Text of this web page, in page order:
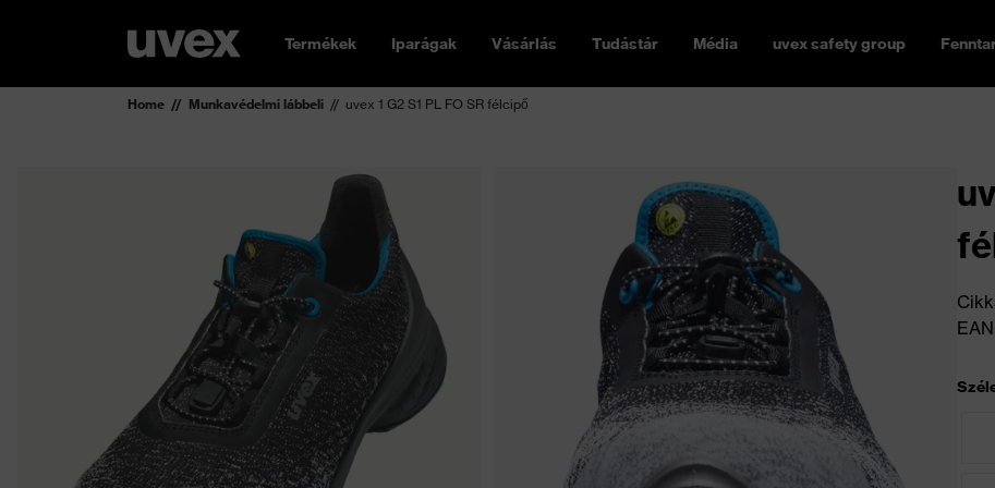
Termékek Iparágak Vásárlás Tudástár Média uvex safety group
Home Munkavédelmi lábbeli uvex 1 G2 S1 PL FO SR félcipő